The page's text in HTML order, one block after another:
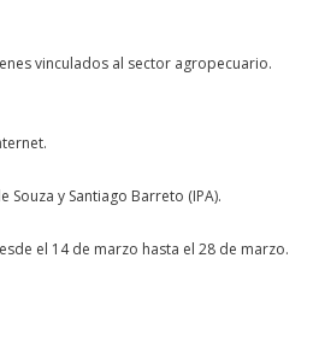
vinculados al sector agropecuario.
Souza y Santiago Barreto (IPA).
el 14 de marzo hasta el 28 de marzo.